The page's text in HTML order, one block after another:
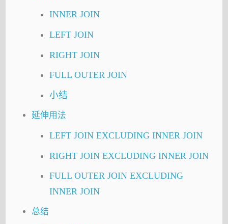
INNER JOIN
LEFT JOIN
RIGHT JOIN
FULL OUTER JOIN
小结
延伸用法
LEFT JOIN EXCLUDING INNER JOIN
RIGHT JOIN EXCLUDING INNER JOIN
FULL OUTER JOIN EXCLUDING
INNER JOIN
总结